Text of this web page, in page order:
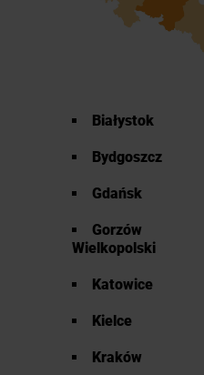
Białystok
Bydgoszcz
Gdańsk
Gorzów
Wielkopolski
Katowice
Kielce
Kraków